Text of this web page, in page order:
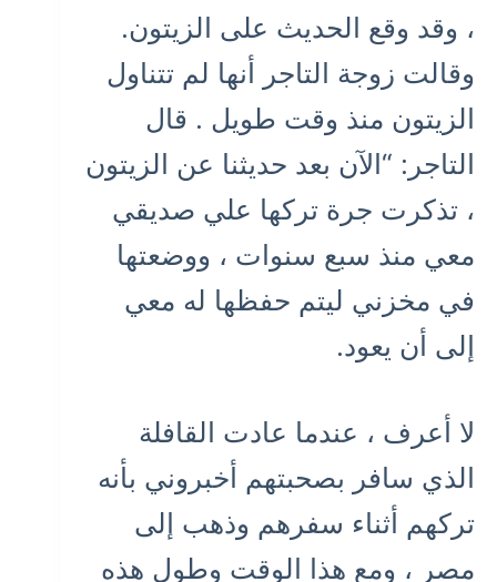
، وقد وقع الحديث على الزيتون.
وقالت زوجة التاجر أنها لم تتناول
الزيتون منذ وقت طويل . قال
التاجر: “الآن بعد حديثنا عن الزيتون
، تذكرت جرة تركها علي صديقي
معي منذ سبع سنوات ، ووضعتها
في مخزني ليتم حفظها له معي
إلى أن يعود.
لا أعرف ، عندما عادت القافلة
الذي سافر بصحبتهم أخبروني بأنه
تركهم أثناء سفرهم وذهب إلى
مصر ، ومع هذا الوقت وطول هذه